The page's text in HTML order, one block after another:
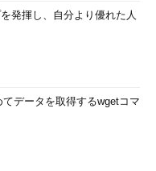
発揮し、自分より優れた人
データを取得するwgetコマ